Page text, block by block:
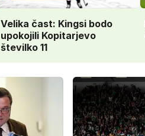
Velika čast: Kingsi bodo
upokojili Kopitarjevo
številko 11